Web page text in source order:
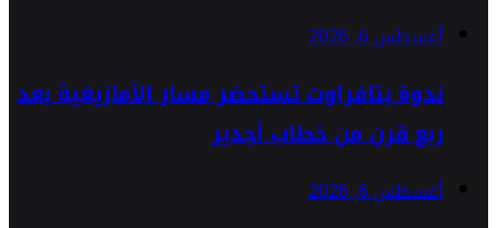
أغسطس 6, 2026
ندوة بتافراوت تستحضر مسار الأمازيغية بعد
ربع قرن من خطاب أجدير
أغسطس 6, 2026